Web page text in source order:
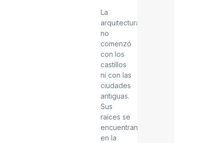
La
arquitectura
no
comenzó
con los
castillos
ni con las
ciudades
antiguas.
Sus
raíces se
encuentran
en la